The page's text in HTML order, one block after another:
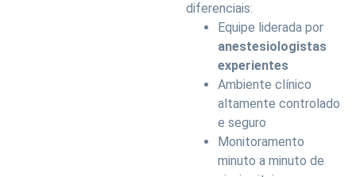
diferenciais:
Equipe liderada por
anestesiologistas
experientes
Ambiente clínico
altamente controlado
e seguro
Monitoramento
minuto a minuto de